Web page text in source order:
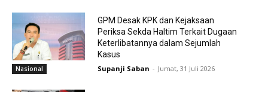
Nasional
GPM Desak KPK dan Kejaksaan
Periksa Sekda Haltim Terkait Dugaan
Keterlibatannya dalam Sejumlah
Kasus
Supanji Saban - Jumat, 31 Juli 2026